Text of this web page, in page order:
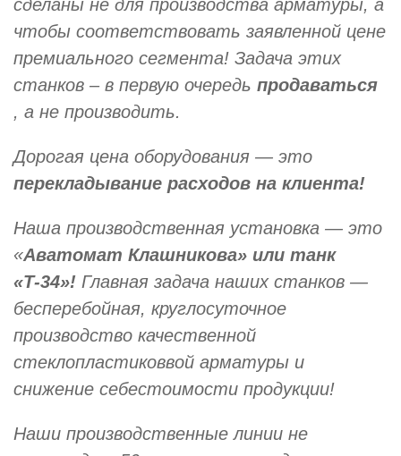
сделаны не для производства арматуры, а
чтобы соответствовать заявленной цене
премиального сегмента! Задача этих
станков – в первую очередь продаваться
, а не производить.
Дорогая цена оборудования — это
перекладывание расходов на клиента!
Наша производственная установка — это
«Аватомат Клашникова» или танк
«Т-34»! Главная задача наших станков —
бесперебойная, круглосуточное
производство качественной
стеклопластиковвой арматуры и
снижение себестоимости продукции!
Наши производственные линии не